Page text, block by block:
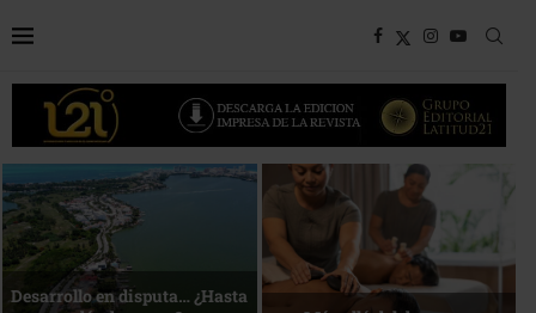
Bottega, un viaje servido a la
Energía que Impulsa la